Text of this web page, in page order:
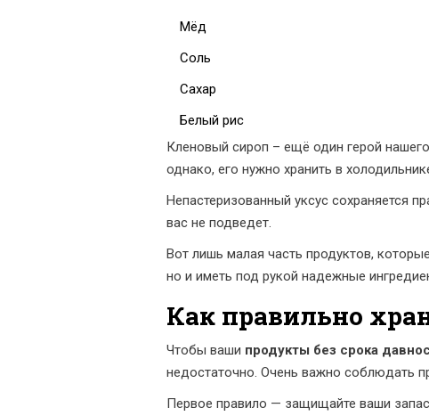
Мёд
Соль
Сахар
Белый рис
Кленовый сироп – ещё один герой
однако, его нужно хранить в
Непастеризованный уксус сохраняется
вас не подведет.
Вот лишь малая часть продуктов,
но и иметь под рукой надежные
Как правильно
Чтобы ваши продукты без срока
недостаточно. Очень важно соблюдать
Первое правило — защищайте ваши